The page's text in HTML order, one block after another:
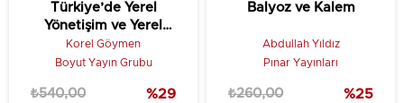
Türkiye’de Yerel
Yönetişim ve Yerel
Kalkınma
Korel Göymen
Boyut Yayın Grubu
₺540,00 %29
Balyoz ve Kalem
Abdullah Yıldız
Pınar Yayınları
₺260,00 %25